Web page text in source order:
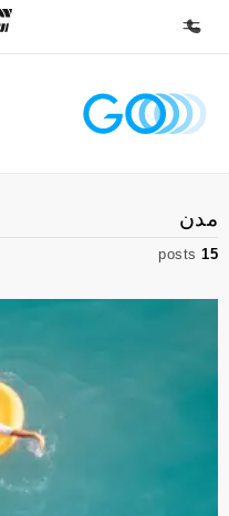
الصفحة الرئيسية
شاهد كل ما نقوم به
مكاتب
أعثر على مكتب قريب منك
مدن
15
posts